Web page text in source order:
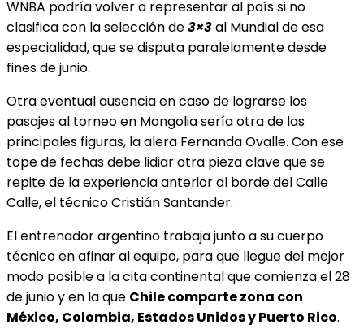
WNBA podría volver a representar al país si no
clasifica con la selección de3×3al Mundial de esa
especialidad, que se disputa paralelamente desde
fines de junio.
Otra eventual ausencia en caso de lograrse los
pasajes al torneo en Mongolia sería otra de las
principales figuras, la alera Fernanda Ovalle. Con ese
tope de fechas debe lidiar otra pieza clave que se
repite de la experiencia anterior al borde del Calle
Calle, el técnico Cristián Santander.
El entrenador argentino trabaja junto a su cuerpo
técnico en afinar al equipo, para que llegue del mejor
modo posible a la cita continental que comienza el 28
de junio y en la que Chile comparte zona con
México, Colombia, Estados Unidos y Puerto Rico.